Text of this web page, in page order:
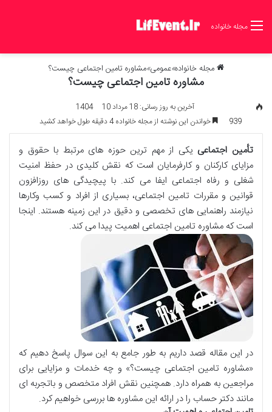
مجله خانواده
مجله خانواده»عمومی»مشاوره تامین اجتماعی چیست؟
مشاوره تامین اجتماعی چیست؟
آخرین به روز رسانی: 18 مرداد 1404
10
939
خواندن این نوشته از مجله خانواده 4 دقیقه طول خواهد کشید
تأمین اجتماعی یکی از مهم ترین حوزه های مرتبط با حقوق و
مزایای کارکنان و کارفرمایان است که نقش کلیدی در حفظ امنیت
شغلی و رفاه اجتماعی ایفا می کند. با پیچیدگی های روزافزون
قوانین و مقررات تامین اجتماعی، بسیاری از افراد و کسب وکارها
نیازمند راهنمایی های تخصصی و دقیق در این زمینه هستند. اینجا
است که مشاوره تامین اجتماعی اهمیت پیدا می کند.
در این مقاله قصد داریم به طور جامع به این سوال پاسخ دهیم که
«مشاوره تامین اجتماعی چیست؟» و چه خدمات و مزایایی برای
مراجعین به همراه دارد. همچنین نقش افراد متخصص و باتجربه ای
مانند دکتر حساب را در ارائه این مشاوره ها بررسی خواهیم کرد.